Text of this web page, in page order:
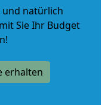
und natürlich
Sie Ihr Budget
erhalten